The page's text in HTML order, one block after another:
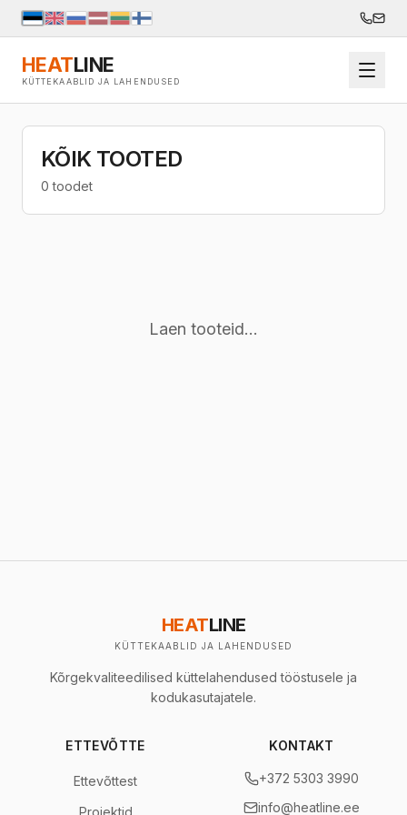
HEATLINE
KÜTTEKAABLID JA LAHENDUSED
KÕIK TOOTED
0 toodet
Laen tooteid...
HEATLINE
KÜTTEKAABLID JA LAHENDUSED
Kõrgekvaliteedilised küttelahendused tööstusele ja
kodukasutajatele.
ETTEVÕTTE
Ettevõttest
Projektid
KONTAKT
+372 5303 3990
info@heatline.ee